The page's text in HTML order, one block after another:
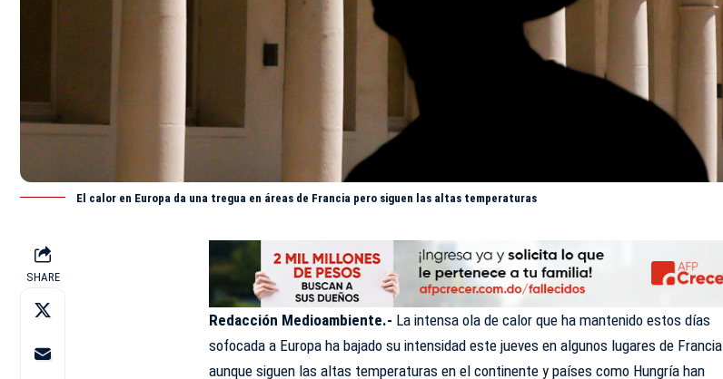
El calor en Europa da una tregua en áreas de Francia pero siguen las altas temperaturas
SHARE
Redacción Medioambiente.- La intensa ola de calor que ha mantenido estos días
sofocada a Europa ha bajado su intensidad este jueves en algunos lugares de Francia
aunque siguen las altas temperaturas en el continente y países como Hungría han